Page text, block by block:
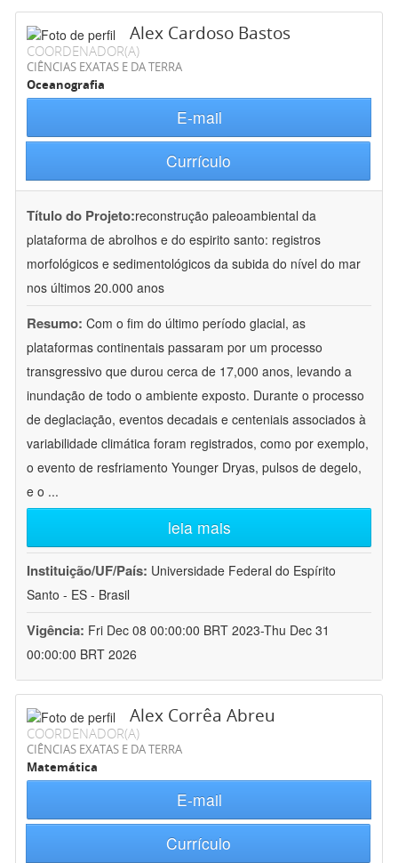
Alex Cardoso Bastos
COORDENADOR(A)
CIÊNCIAS EXATAS E DA TERRA
Oceanografia
E-mail
Currículo
Título do Projeto:reconstrução paleoambiental da
plataforma de abrolhos e do espirito santo: registros
morfológicos e sedimentológicos da subida do nível do mar
nos últimos 20.000 anos
Resumo: Com o fim do último período glacial, as
plataformas continentais passaram por um processo
transgressivo que durou cerca de 17,000 anos, levando a
inundação de todo o ambiente exposto. Durante o processo
de deglaciação, eventos decadais e centeniais associados à
variabilidade climática foram registrados, como por exemplo,
o evento de resfriamento Younger Dryas, pulsos de degelo,
e o ...
leia mais
Instituição/UF/País: Universidade Federal do Espírito
Santo - ES - Brasil
Vigência: Fri Dec 08 00:00:00 BRT 2023-Thu Dec 31
00:00:00 BRT 2026
Alex Corrêa Abreu
COORDENADOR(A)
CIÊNCIAS EXATAS E DA TERRA
Matemática
E-mail
Currículo